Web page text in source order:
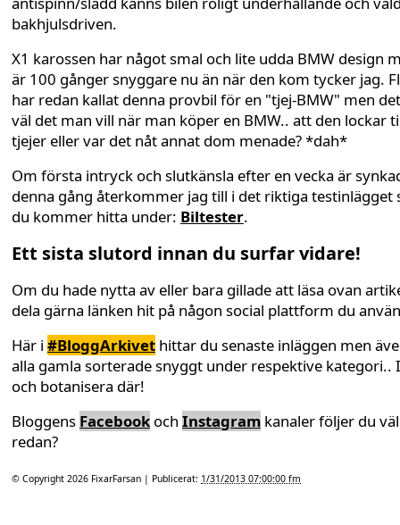
bakhjulsdriven.
X1 karossen har något smal och lite udda BMW design
är 100 gånger snyggare nu än när den kom tycker jag.
har redan kallat denna provbil för en "tjej-BMW" men
väl det man vill när man köper en BMW.. att den lockar
tjejer eller var det nåt annat dom menade? *dah*
Om första intryck och slutkänsla efter en vecka är
denna gång återkommer jag till i det riktiga testinlägget
du kommer hitta under: Biltester.
Ett sista slutord innan du surfar vidare!
Om du hade nytta av eller bara gillade att läsa ovan
dela gärna länken hit på någon social plattform du
Här i #BloggArkivet hittar du senaste inläggen men
alla gamla sorterade snyggt under respektive kategori..
och botanisera där!
Bloggens Facebookoch Instagram kanaler följer du väl
redan?
© Copyright 2026 FixarFarsan | Publicerat: 1/31/2013 07:00:00 fm